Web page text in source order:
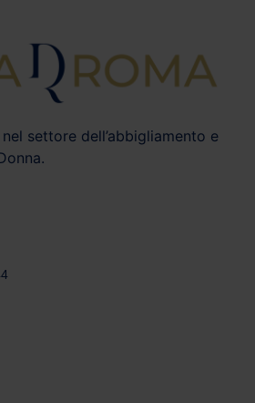
settore dell’abbigliamento e